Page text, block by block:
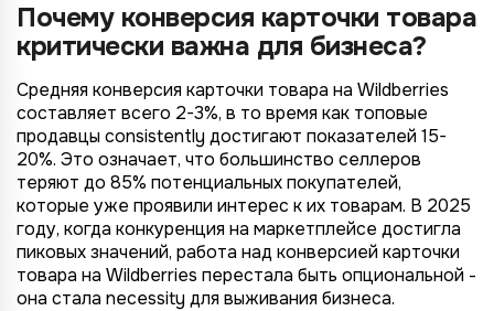
Почему конверсия карточки товара
критически важна для бизнеса?
Средняя конверсия карточки товара на Wildberries
составляет всего 2-3%, в то время как топовые
продавцы consistently достигают показателей 15-
20%. Это означает, что большинство селлеров
теряют до 85% потенциальных покупателей,
которые уже проявили интерес к их товарам. В 2025
году, когда конкуренция на маркетплейсе достигла
пиковых значений, работа над конверсией карточки
товара на Wildberries перестала быть опциональной -
она стала necessity для выживания бизнеса.